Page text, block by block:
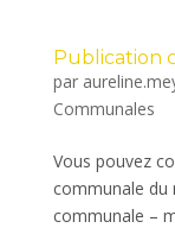
Publication
par
Communales
Vous pouvez
communale du
communale –